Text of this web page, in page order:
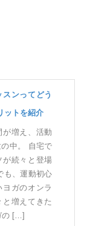
ンってどう
ットを紹介
が増え、活動
中。 自宅で
が続々と登場
も、運動初心
ガのオンラ
増えてきた
の […]